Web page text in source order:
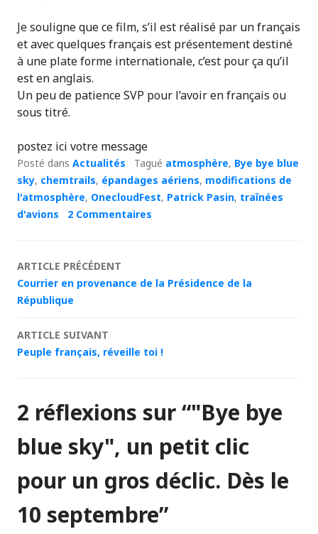
Je souligne que ce film, s’il est réalisé par un français
et avec quelques français est présentement destiné
à une plate forme internationale, c’est pour ça qu’il
est en anglais.
Un peu de patience SVP pour l’avoir en français ou
sous titré.
postez ici votre message
Posté dans Actualités Tagué atmosphère, Bye bye blue
sky, chemtrails, épandages aériens, modifications de
l'atmosphère, OnecloudFest, Patrick Pasin, traînées
d'avions
2 Commentaires
Navigation
des
articles
ARTICLE PRÉCÉDENT
Courrier en provenance de la Présidence de la
République
ARTICLE SUIVANT
Peuple français, réveille toi !
2 réflexions sur “"Bye bye
blue sky", un petit clic
pour un gros déclic. Dès le
10 septembre”